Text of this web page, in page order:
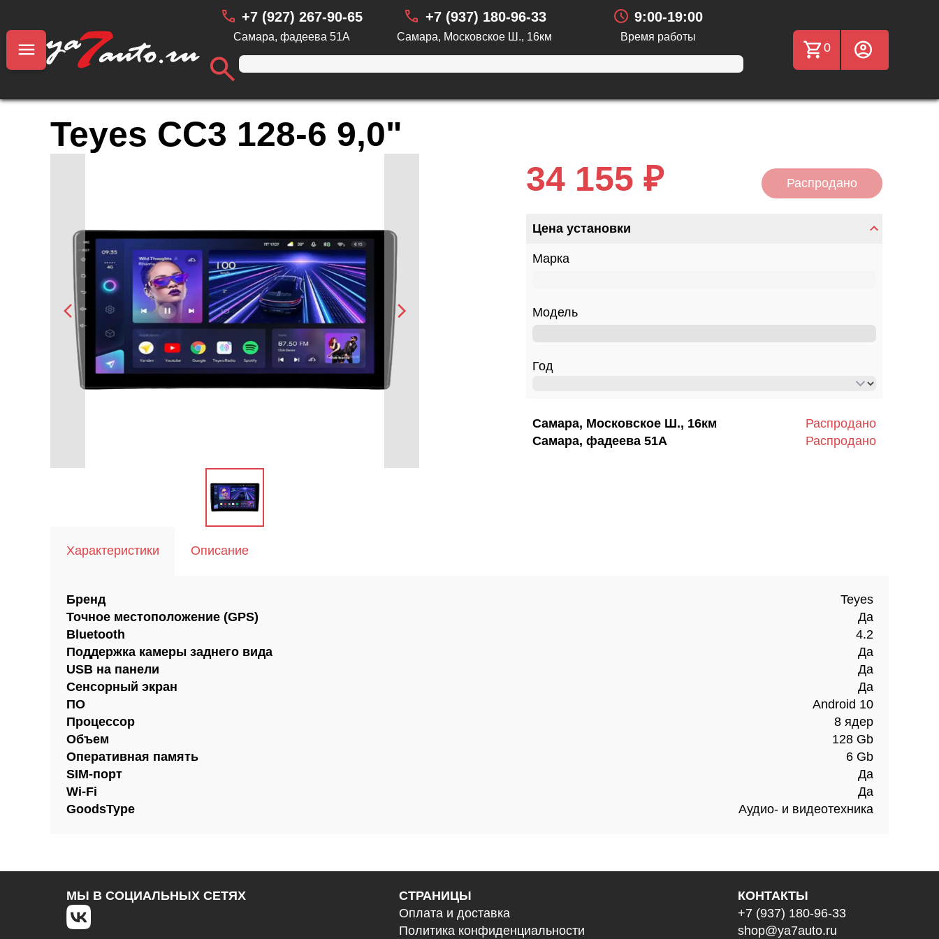
+7 (927) 267-90-65
Самара, фадеева 51А
+7 (937) 180-96-33
Самара, Московское Ш., 16км
9:00-19:00
Время работы
0
Teyes CC3 128-6 9,0"
34 155 ₽
Распродано
Цена установки
Марка
Модель
Год
Самара, Московское Ш., 16км
Распродано
Самара, фадеева 51А
Распродано
Характеристики Описание
Бренд
Teyes
Точное местоположение (GPS)
Да
Bluetooth
4.2
Поддержка камеры заднего вида
Да
USB на панели
Да
Сенсорный экран
Да
ПО
Android 10
Процессор
8 ядер
Объем
128 Gb
Оперативная память
6 Gb
SIM-порт
Да
Wi-Fi
Да
GoodsType
Аудио- и видеотехника
МЫ В СОЦИАЛЬНЫХ СЕТЯХ
СТРАНИЦЫ
Оплата и доставка
Политика конфиденциальности
КОНТАКТЫ
+7 (937) 180-96-33
shop@ya7auto.ru